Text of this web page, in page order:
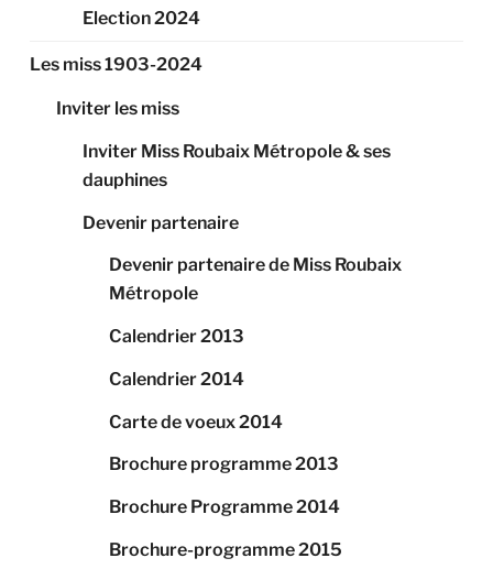
Election 2024
Les miss 1903-2024
Inviter les miss
Inviter Miss Roubaix Métropole & ses
dauphines
Devenir partenaire
Devenir partenaire de Miss Roubaix
Métropole
Calendrier 2013
Calendrier 2014
Carte de voeux 2014
Brochure programme 2013
Brochure Programme 2014
Brochure-programme 2015